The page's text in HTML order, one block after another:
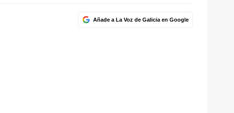
Añade a La Voz de Galicia en Google